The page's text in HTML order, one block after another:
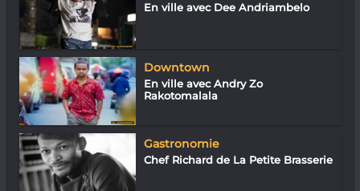
En ville avec Dee Andriambelo
Downtown
En ville avec Andry Zo
Rakotomalala
Gastronomie
Chef Richard de La Petite Brasserie